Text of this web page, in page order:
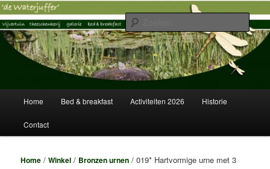
Spring
naar
de
primaire
inhoudVijvertuin de Waterjuffer
Vijvertuin, Theeschenkerij, Galerie, Logies
Home Bed & breakfast Activiteiten 2026 Historie
Contact
Home /Winkel / Bronzen urnen / 019* Hartvormige urne met 3